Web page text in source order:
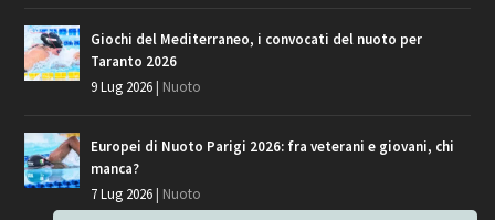
Giochi del Mediterraneo, i convocati del nuoto per
Taranto 2026
9 Lug 2026| Nuoto
Europei di Nuoto Parigi 2026: fra veterani e giovani, chi
manca?
7 Lug 2026| Nuoto